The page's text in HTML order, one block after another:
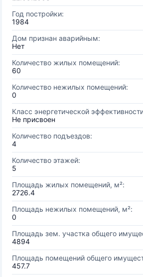
Год постройки:
1984
Дом признан аварийным:
Нет
Количество жилых помещений:
60
Количество нежилых помещений:
0
Класс энергетической
Не присвоен
Количество подъездов:
4
Количество этажей:
5
Площадь жилых помещений, м²:
2726.4
Площадь нежилых помещений, м²:
0
Площадь зем. участка общего
4894
Площадь помещений общего
457.7